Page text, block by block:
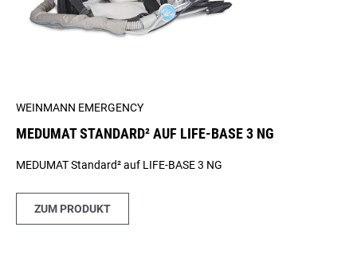
WEINMANN EMERGENCY
MEDUMAT STANDARD² AUF LIFE-BASE 3 NG
MEDUMAT Standard² auf LIFE-BASE 3 NG
ZUM PRODUKT